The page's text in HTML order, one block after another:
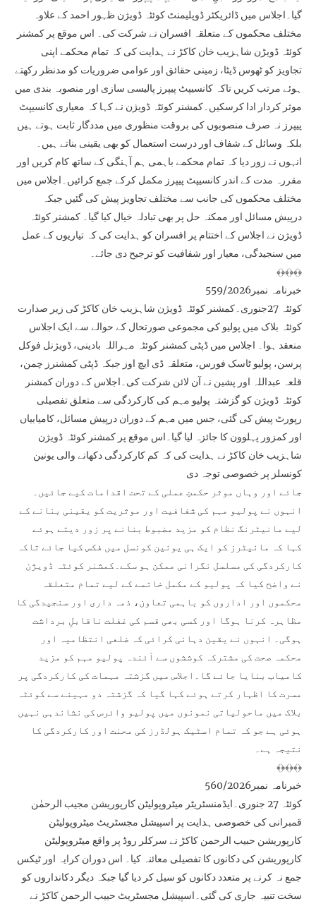
گیا۔اجلاس میں ڈائریکٹر ڈوپلیمنٹ کوئٹہ ڈویژن ظہور احمد کے علاوہ
مختلف محکموں کے متعلقہ افسران نے شرکت کی۔ اس موقع پر کمشنر
کوئٹہ ڈویڑن شاہزیب خان کاکڑ نے ہدایت کی کہ تمام محکمے اپنی
تجاویز کو ٹھوس ڈیٹا، زمینی حقائق اور عوامی ضروریات کو مدنظر رکھتے
ہوئے مرتب کریں تاکہ کانسیپٹ پیپرز پالیسی سازی اور منصوبہ بندی میں
موثر کردار ادا کرسکیں۔کمشنر کوئٹہ ڈویژن نے کہا کہ معیاری کانسیپٹ
پیپرز نہ صرف منصوبوں کی بروقت منظوری میں مددگار ثابت ہوتے ہیں
بلکہ وسائل کے شفاف اور درست استعمال کو بھی یقینی بناتے ہیں۔
انہوں نے زور دیا کہ تمام محکمے باہمی ہم آہنگی کے ساتھ کام کریں اور
مقررہ مدت کے اندر کانسیپٹ پیپرز مکمل کرکے جمع کرائیں۔اجلاس میں
مختلف محکموں کی جانب سے مختلف تجاویز پیش کی گئیں جبکہ
درپیش مسائل اور ممکنہ حل پر بھی تبادلہ خیال کیا گیا۔ کمشنر کوئٹہ
ڈویژن نے اجلاس کے اختتام پر افسران کو ہدایت کی کہ تیاریوں کے عمل
میں سنجیدگی، معیار اور شفافیت کو ترجیح دی جائے۔
﴾﴿﴾﴿﴾﴿
خبرنامہ نمبر559/2026
کوئٹہ 27جنوری۔کمشنر کوئٹہ ڈویژن شاہزیب خان کاکڑ کی زیر صدارت
کوئٹہ بلاک میں پولیو کی مجموعی صورتحال کے حوالے سے ایک اجلاس
منعقد ہوا۔ اجلاس میں ڈپٹی کمشنر کوئٹہ مہراللہ بادینی، ڈویژنل فوکل
پرسن، پولیو ٹاسک فورس، متعلقہ ڈی ایچ اوز جبکہ ڈپٹی کمشنرز چمن،
قلعہ عبداللہ اور پشین نے آن لائن شرکت کی۔اجلاس کے دوران کمشنر
کوئٹہ ڈویژن کو گزشتہ پولیو مہم کی کارکردگی سے متعلق تفصیلی
رپورٹ پیش کی گئی، جس میں مہم کے دوران درپیش مسائل، کامیابیاں
اور کمزور پہلوون کا جائزہ لیا گیا۔اس موقع پر کمشنر کوئٹہ ڈویژن
شاہزیب خان کاکڑ نے ہدایت کی کہ کم کارکردگی دکھانے والی یونین
کونسلز پر خصوصی توجہ دی
جائے اور وہاں موثر حکمتِ عملی کے تحت اقدامات کیے جائیں۔
انہوں نے پولیو مہم کی شفافیت اور موثریت کو یقینی بنانے کے
لیے مانیٹرنگ نظام کو مزید مضبوط بنانے پر زور دیتے ہوئے
کہا کہ مانیٹرز کو ایک ہی یونین کونسل میں فکس کیا جائے تاکہ
کارکردگی کی مسلسل نگرانی ممکن ہو سکے۔کمشنر کوئٹہ ڈویژن
نے واضح کیا کہ پولیو کے مکمل خاتمے کے لیے تمام متعلقہ
محکموں اور اداروں کو باہمی تعاون، ذمہ داری اور سنجیدگی کا
مظاہرہ کرنا ہوگا اور کسی بھی قسم کی غفلت ناقابلِ برداشت
ہوگی۔ انہوں نے یقین دہانی کرائی کہ ضلعی انتظامیہ اور
محکمہ صحت کی مشترکہ کوششوں سے آئندہ پولیو مہم کو مزید
کامیاب بنایا جائے گا۔اجلاس میں گزشتہ مہمات کی کارکردگی پر
مسرت کا اظہار کرتے ہوئے کہا گیا کہ گزشتہ دو مہینے سے کوئٹہ
بلاک میں ماحولیاتی نمونوں میں پولیو وائرس کی نشاندہی نہیں
ہوئی ہے جو کہ تمام اسٹیک ہولڈرز کی محنت اور کارکردگی کا
نتیجہ ہے۔
﴾﴿﴾﴿﴾﴿
خبرنامہ نمبر560/2026
کوئٹہ 27 جنوری۔ایڈمنسٹریٹر میٹروپولیٹن کارپوریشن مجیب الرحمٰن
قمبرانی کی خصوصی ہدایت پر اسپیشل مجسٹریٹ میٹروپولیٹن
کارپوریشن حبیب الرحمن کاکڑ نے سرکلر روڈ پر واقع میٹروپولیٹن
کارپوریشن کی دکانوں کا تفصیلی معائنہ کیا۔ اس دوران کرایہ اور ٹیکس
جمع نہ کرنے پر متعدد دکانوں کو سیل کر دیا گیا جبکہ دیگر دکانداروں کو
سخت تنبیہ جاری کی گئی۔اسپیشل مجسٹریٹ حبیب الرحمن کاکڑ نے